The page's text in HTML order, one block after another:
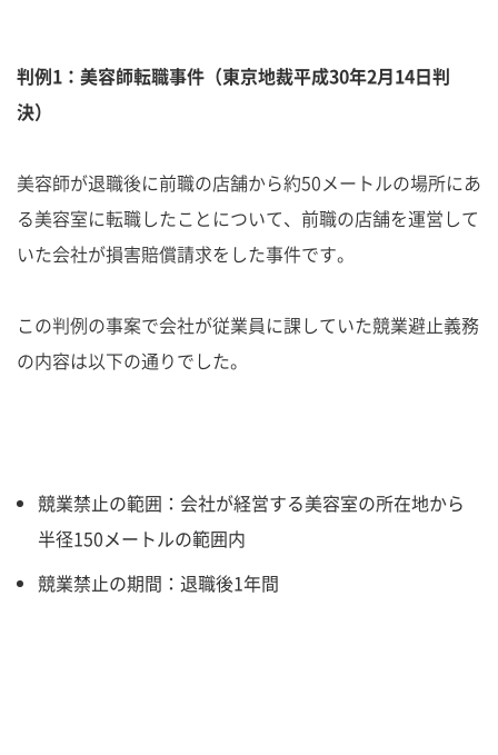
判例1：美容師転職事件（東京地裁平成30年2月14日判
決）
美容師が退職後に前職の店舗から約50メートルの場所にあ
る美容室に転職したことについて、前職の店舗を運営して
いた会社が損害賠償請求をした事件です。
この判例の事案で会社が従業員に課していた競業避止義務
の内容は以下の通りでした。
競業禁止の範囲：会社が経営する美容室の所在地から
半径150メートルの範囲内
競業禁止の期間：退職後1年間